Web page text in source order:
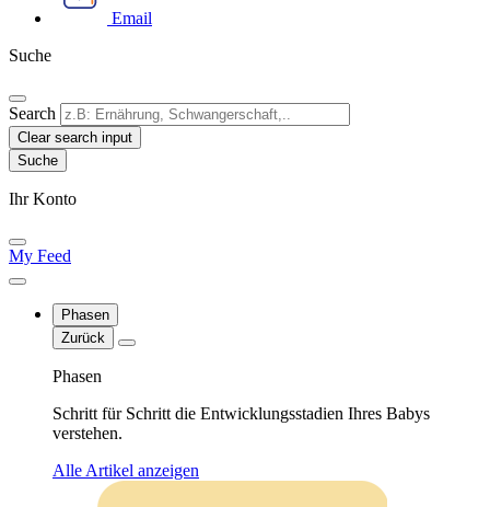
Email
Suche
Search
Clear search input
Ihr Konto​
My Feed
Phasen
Zurück
Phasen
Schritt für Schritt die Entwicklungsstadien Ihres Babys
verstehen.
Alle Artikel anzeigen